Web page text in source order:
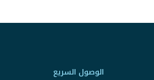
الوصول السريع